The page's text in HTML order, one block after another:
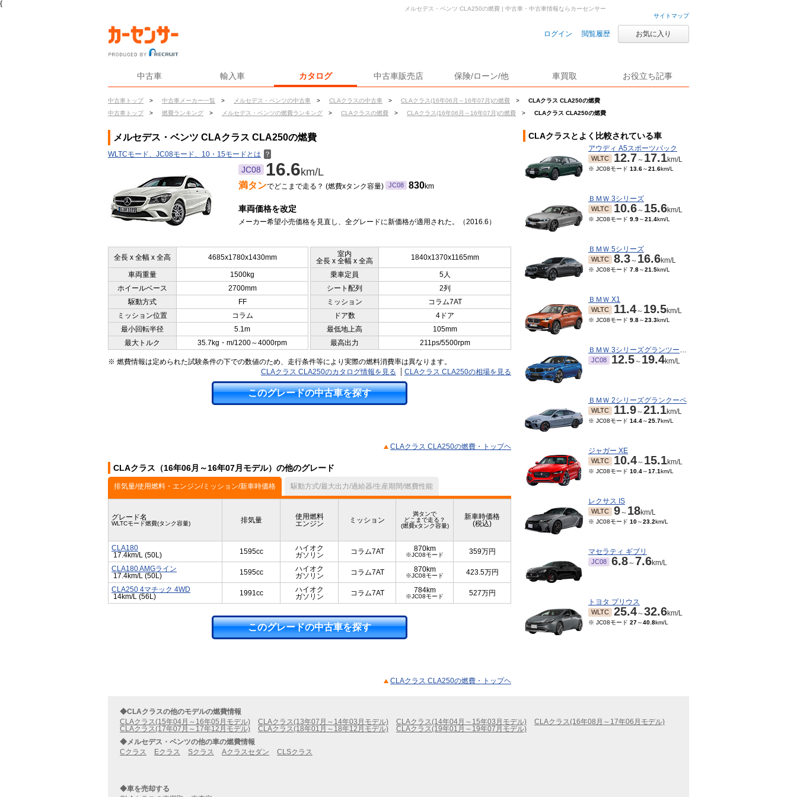
{
サイトマップ
ログイン 閲覧履歴 お気に入り
中古車 輸入車 カタログ 中古車販売店 保険/ローン/他 車買取 お役立ち記事
中古車トップ > 中古車メーカー一覧 > メルセデス・ベンツの中古車 > CLAクラスの中古車 > CLAクラス(16年06月～16年07月)の燃費 >
CLAクラス CLA250の燃費
中古車トップ
> 燃費ランキング > メルセデス・ベンツの燃費ランキング > CLAクラスの燃費 > CLAクラス(16年06月～16年07月)の燃費 > CLAクラス CLA250の燃費
メルセデス・ベンツ CLA250の燃費 | 中古車・中古車情報ならカーセンサー
メルセデス・ベンツ CLAクラス CLA250の燃費
WLTCモード、JC08モード、10・15モードとは ？
JC08 16.6km/L
満タンでどこまで走る？ (燃費xタンク容量) JC08 830km
車両価格を改定
メーカー希望小売価格を見直し、全グレードに新価格が適用された。（2016.6）
全長 x 全幅 x 全高 4685x1780x1430mm
室内
全長 x 全幅 x 全高
1840x1370x1165mm
車両重量 1500kg 乗車定員
5人
ホイールベース
2700mm シート配列
2列
駆動方式
FF ミッション
コラム7AT
ミッション位置
コラム ドア数
4ドア
最小回転半径
5.1m 最低地上高
105mm
最大トルク
35.7kg・m/1200～4000rpm 最高出力 211ps/5500rpm
※ 燃費情報は定められた試験条件の下での数値のため、走行条件等により実際の燃料消費率は異なります。
CLAクラス CLA250のカタログ情報を見る
CLAクラス CLA250の相場を見る
このグレードの中古車を探す
CLAクラス CLA250の燃費・トップヘ
CLAクラス（16年06月～16年07月モデル）の他のグレード
排気量/使用燃料・エンジン/ミッション/新車時価格 駆動方式/最大出力/過給器/生産期間/燃費性能
グレード名
WLTCモード燃費(タンク容量) 排気量
使用燃料
エンジン
ミッション
満タンで
どこまで走る？
(燃費xタンク容量)
新車時価格
(税込)
CLA180
17.4km/L (50L)
1595cc
ハイオク
ガソリン
コラム7AT 870km
※JC08モード 359万円
CLA180 AMGライン
17.4km/L (50L)
1595cc
ハイオク
ガソリン
コラム7AT 870km
※JC08モード 423.5万円
CLA250 4マチック 4WD
14km/L (56L)
1991cc
ハイオク
ガソリン
コラム7AT 784km
※JC08モード 527万円
このグレードの中古車を探す
CLAクラス CLA250の燃費・トップヘ
CLAクラスとよく比較されている車
アウディ A5スポーツバック
WLTC 12.7～ 17.1km/L
※ JC08モード 13.6～21.6km/L
ＢＭＷ 3シリーズ
WLTC 10.6～ 15.6km/L
※ JC08モード 9.9～21.4km/L
ＢＭＷ 5シリーズ
WLTC 8.3～ 16.6km/L
※ JC08モード 7.8～21.5km/L
ＢＭＷ X1
WLTC 11.4～ 19.5km/L
※ JC08モード 9.8～23.3km/L
ＢＭＷ 3シリーズグランツーリスモ
JC08 12.5～ 19.4km/L
ＢＭＷ 2シリーズグランクーペ
WLTC 11.9～21.1km/L
※ JC08モード 14.4～25.7km/L
ジャガー XE
WLTC 10.4～ 15.1km/L
※ JC08モード 10.4～17.1km/L
レクサス IS
WLTC 9～ 18km/L
※ JC08モード 10～23.2km/L
マセラティ ギブリ
JC08 6.8～7.6km/L
トヨタ プリウス
WLTC 25.4～32.6km/L
※ JC08モード 27～40.8km/L
◆CLAクラスの他のモデルの燃費情報
CLAクラス(15年04月～16年05月モデル)
CLAクラス(13年07月～14年03月モデル) CLAクラス(14年04月～15年03月モデル)
CLAクラス(16年08月～17年06月モデル)
CLAクラス(17年07月～17年12月モデル)
CLAクラス(18年01月～18年12月モデル)
CLAクラス(19年01月～19年07月モデル)
◆メルセデス・ベンツの他の車の燃費情報
Cクラス
Eクラス Sクラス Aクラスセダン CLSクラス
◆車を売却する